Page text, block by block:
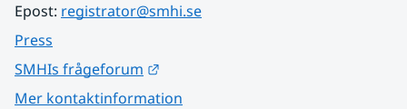
Epost: registrator@smhi.se
Press
SMHIs frågeforum
Mer kontaktinformation